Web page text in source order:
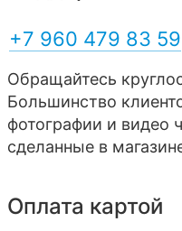
+7 960 479 83 59
Обращайтесь
Большинство
фотографии и видео
сделанные в
Оплата картой